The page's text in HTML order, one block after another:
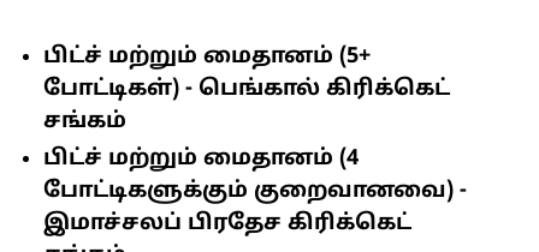
பிட்ச் மற்றும் மைதானம் (5+
போட்டிகள்) - பெங்கால் கிரிக்கெட்
சங்கம்
பிட்ச் மற்றும் மைதானம் (4
போட்டிகளுக்கும் குறைவானவை) -
இமாச்சலப் பிரதேச கிரிக்கெட்